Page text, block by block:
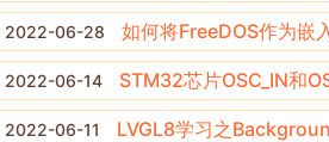
2022-06-28 如何将FreeDOS作为嵌
2022-06-14 STM32芯片OSC_IN和
2022-06-11 LVGL8学习之